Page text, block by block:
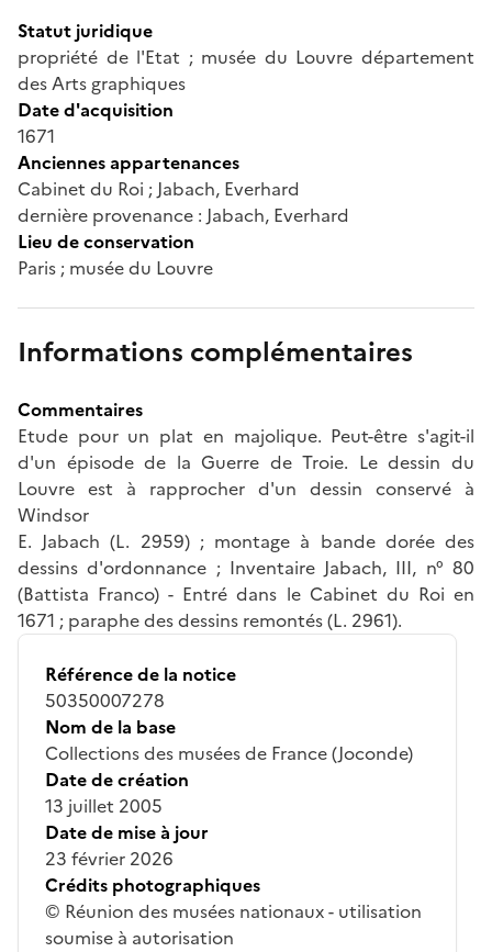
Statut juridique
propriété de l'Etat ; musée du Louvre département
des Arts graphiques
Date d'acquisition
1671
Anciennes appartenances
Cabinet du Roi ; Jabach, Everhard
dernière provenance : Jabach, Everhard
Lieu de conservation
Paris ; musée du Louvre
Informations complémentaires
Commentaires
Etude pour un plat en majolique. Peut-être s'agit-il
d'un épisode de la Guerre de Troie. Le dessin du
Louvre est à rapprocher d'un dessin conservé à
Windsor
E. Jabach (L. 2959) ; montage à bande dorée des
dessins d'ordonnance ; Inventaire Jabach, III, n° 80
(Battista Franco) - Entré dans le Cabinet du Roi en
1671 ; paraphe des dessins remontés (L. 2961).
Référence de la notice
50350007278
Nom de la base
Collections des musées de France (Joconde)
Date de création
13 juillet 2005
Date de mise à jour
23 février 2026
Crédits photographiques
© Réunion des musées nationaux - utilisation
soumise à autorisation